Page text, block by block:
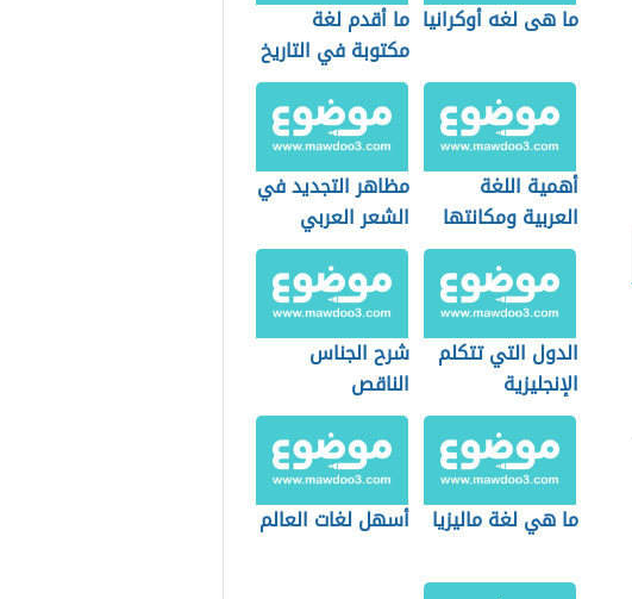
ما هى لغه أوكرانيا ما أقدم لغة
مكتوبة في التاريخ
أهمية اللغة
العربية ومكانتها
مظاهر التجديد في
الشعر العربي
الدول التي تتكلم
الإنجليزية
شرح الجناس
الناقص
ما هي لغة ماليزيا أسهل لغات العالم